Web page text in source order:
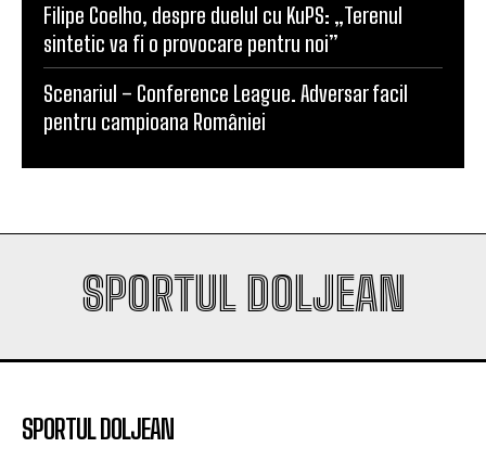
Filipe Coelho, despre duelul cu KuPS: „Terenul
sintetic va fi o provocare pentru noi”
Scenariul – Conference League. Adversar facil
pentru campioana României
SPORTUL DOLJEAN
SPORTUL DOLJEAN